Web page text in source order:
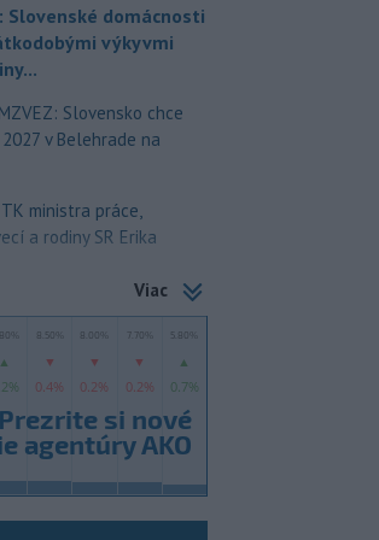
Slovenské domácnosti
výkyvmi
Slovensko chce
v Belehrade na
ministra práce,
a rodiny SR Erika
Viac